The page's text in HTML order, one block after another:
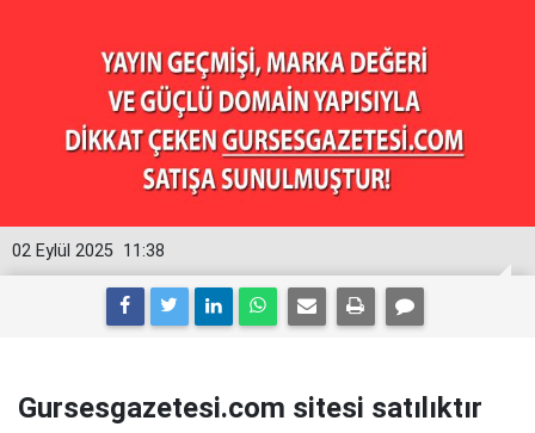
11:38
02 Eylül 2025
Gursesgazetesi.com sitesi satılıktır